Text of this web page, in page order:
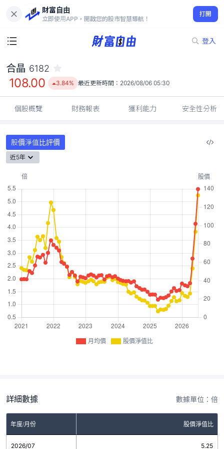
財富自由
立即使用APP，開啟您的股市智慧導航！
打開
登入
108.00
3.84%
合晶 6182
108.00 3.84% 最近更新時間： 2026/08/06 05:30
個股概覽 財務報表 獲利能力 安全性分析
股價淨值比評價
近5年
月均價 股價淨值比
詳細數據 數據單位：倍
年度/月份 股價淨值比
2026/07 5.25